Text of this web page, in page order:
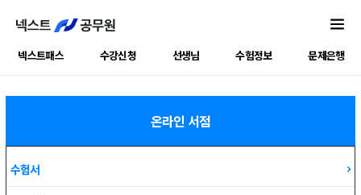
넥스트패스 수강신청 선생님 수험정보 문제은행
온라인 서점
수험서